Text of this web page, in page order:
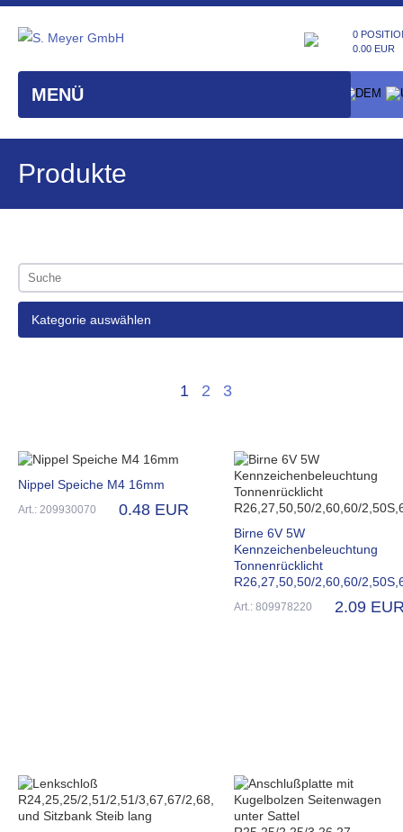
MENÜ
0
0.00 EUR
Produkte
Kategorie auswählen
1 2 3
Nippel Speiche M4 16mm
Art.: 209930070 0.48 EUR
Birne 6V 5W
Kennzeichenbeleuchtung
Tonnenrücklicht
R26,27,50,50/2,60,60/
Art.: 809978220 2.09